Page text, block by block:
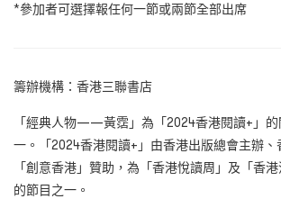
*參加者可選擇報任何一節或兩節全部出席
籌辦機構：香港三聯書店
「經典人物——黃霑」為「2024香港閱讀+」的
一。「2024香港閱讀+」由香港出版總會主辦
「創意香港」贊助，為「香港悅讀周」及「香港
的節目之一。